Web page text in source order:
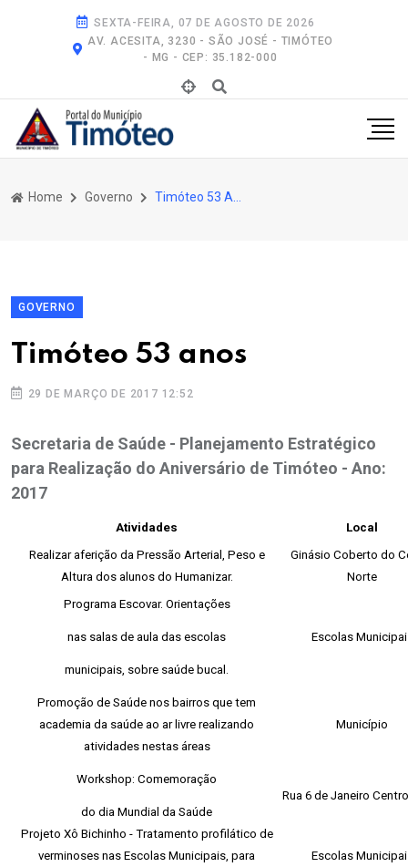
SEXTA-FEIRA, 07 DE AGOSTO DE 2026
AV. ACESITA, 3230 - SÃO JOSÉ - TIMÓTEO
- MG - CEP: 35.182-000
Home Governo
GOVERNO
Timóteo 53 anos
29 DE MARÇO DE 2017 12:52
Secretaria de Saúde - Planejamento Estratégico
para Realização do Aniversário de Timóteo - Ano:
2017
Atividades
Local
Realizar aferição da Pressão Arterial, Peso e
Altura dos alunos do Humanizar.
Ginásio Coberto do
Norte
Programa Escovar. Orientações
nas salas de aula das escolas
municipais, sobre saúde bucal.
Escolas
Promoção de Saúde nos bairros que tem
academia da saúde ao ar livre realizando
atividades nestas áreas
Município
Workshop: Comemoração
do dia Mundial da Saúde
Rua 6 de Janeiro
Projeto Xô Bichinho - Tratamento profilático de
verminoses nas Escolas Municipais, para
Escolas